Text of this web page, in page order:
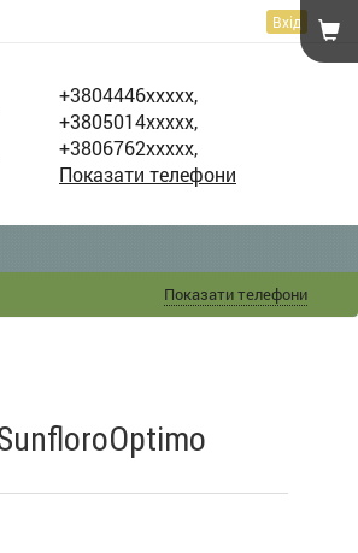
Вхід
+3804446xxxxx,
+3805014xxxxx,
+3806762xxxxx,
Показати телефони
Показати телефони